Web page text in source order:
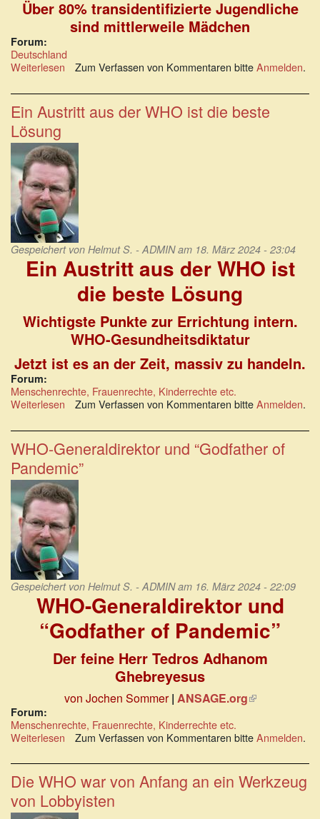
Über 80% transidentifizierte Jugendliche
sind mittlerweile Mädchen
Forum:
Deutschland
Weiterlesen über
Zeichen
für
eine
Pubertätskrise
Zum Verfassen von Kommentaren bitteAnmelden.
Ein Austritt aus der WHO ist die beste
Lösung
Gespeichert von Helmut S. - ADMINam 18. März 2024 - 23:04
Ein Austritt aus der WHO ist
die beste Lösung
Wichtigste Punkte zur Errichtung intern.
WHO-Gesundheitsdiktatur
Jetzt ist es an der Zeit, massiv zu handeln.
Forum:
Menschenrechte, Frauenrechte, Kinderrechte etc.
Weiterlesen über
Austritt
der
WHO
ist
die
beste
Lösung
Zum Verfassen von Kommentaren bitteAnmelden.
WHO-Generaldirektor und “Godfather of
Pandemic”
Gespeichert von Helmut S. - ADMINam 16. März 2024 - 22:09
WHO-Generaldirektor und
“Godfather of Pandemic”
Der feine Herr Tedros Adhanom
Ghebreyesus
von Jochen Sommer | ANSAGE.org(Link
Forum:
Menschenrechte, Frauenrechte, Kinderrechte etc.
Weiterlesen über
Generaldirektor
und
“Godfather
of
Pandemic”
Zum Verfassen von Kommentaren bitteAnmelden.
Die WHO war von Anfang an ein Werkzeug
von Lobbyisten